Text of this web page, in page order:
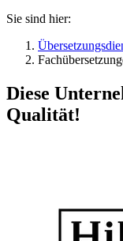
Sie sind hier:
Diese
Qualität!